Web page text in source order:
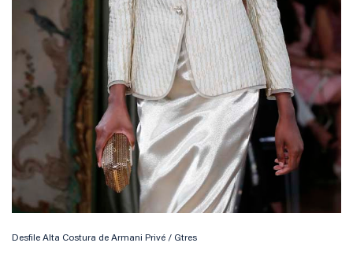
Desfile Alta Costura de Armani Privé / Gtres